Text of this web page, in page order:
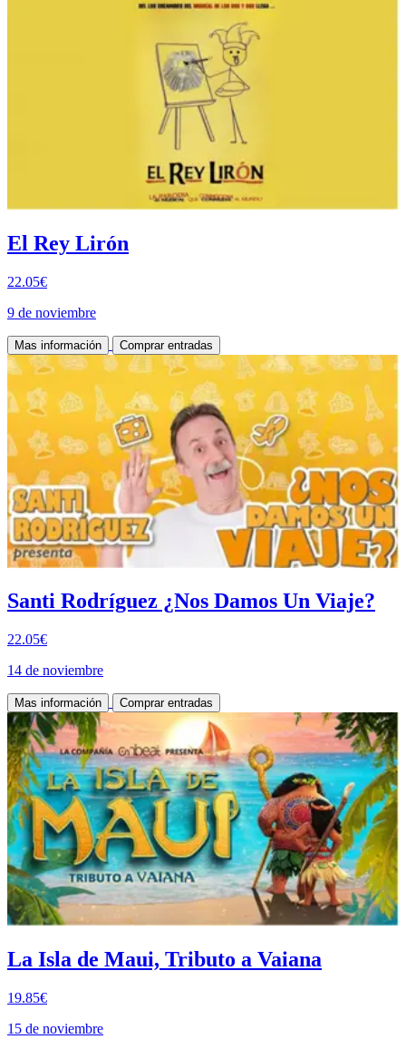
El Rey Lirón
22.05€
9 de noviembre
Mas información Comprar entradas
Santi Rodríguez ¿Nos Damos Un Viaje?
22.05€
14 de noviembre
Mas información Comprar entradas
La Isla de Maui, Tributo a Vaiana
19.85€
15 de noviembre